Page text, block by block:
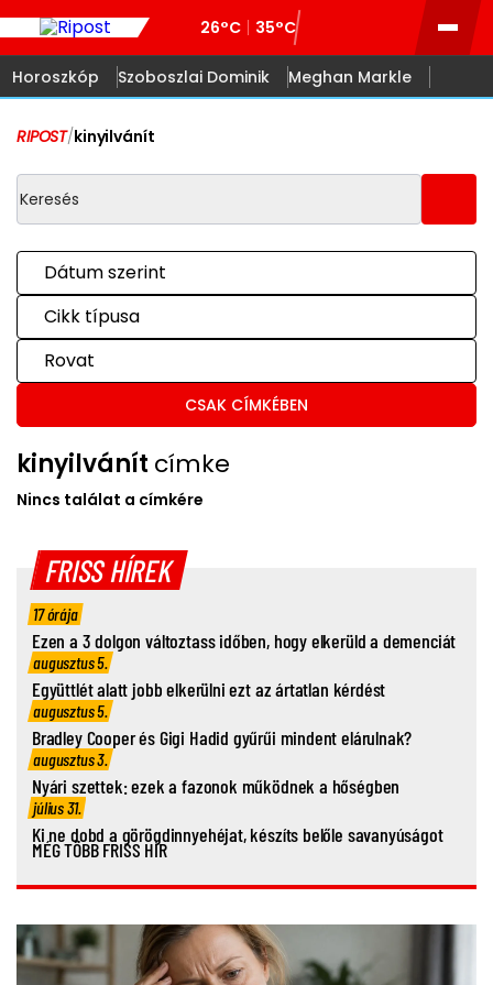
26°C 35°C
Horoszkóp Szoboszlai Dominik Meghan Markle
RIPOST/kinyilvánít
Dátum szerint
Cikk típusa
Rovat
CSAK CÍMKÉBEN
kinyilvánít címke
Nincs találat a címkére
FRISS HÍREK
17 órája
Ezen a 3 dolgon változtass időben, hogy elkerüld a demenciát
augusztus 5.
Együttlét alatt jobb elkerülni ezt az ártatlan kérdést
augusztus 5.
Bradley Cooper és Gigi Hadid gyűrűi mindent elárulnak?
augusztus 3.
Nyári szettek: ezek a fazonok működnek a hőségben
július 31.
Ki ne dobd a görögdinnyehéjat, készíts belőle savanyúságot
MÉG TÖBB FRISS HÍR